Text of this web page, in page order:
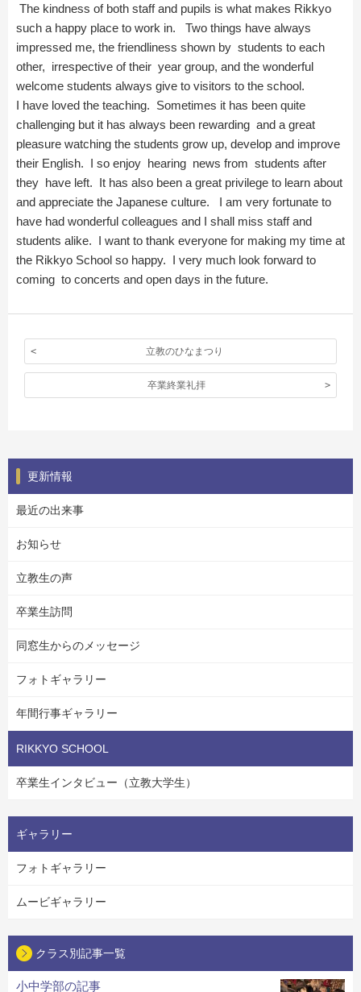
The kindness of both staff and pupils is what makes Rikkyo
such a happy place to work in. Two things have always
impressed me, the friendliness shown by students to each
other, irrespective of their year group, and the wonderful
welcome students always give to visitors to the school.
I have loved the teaching. Sometimes it has been quite
challenging but it has always been rewarding and a great
pleasure watching the students grow up, develop and improve
their English. I so enjoy hearing news from students after
they have left. It has also been a great privilege to learn about
and appreciate the Japanese culture. I am very fortunate to
have had wonderful colleagues and I shall miss staff and
students alike. I want to thank everyone for making my time at
the Rikkyo School so happy. I very much look forward to
coming to concerts and open days in the future.
立教のひなまつり
卒業終業礼拝
更新情報
最近の出来事
お知らせ
立教生の声
卒業生訪問
同窓生からのメッセージ
フォトギャラリー
年間行事ギャラリー
RIKKYO SCHOOL
卒業生インタビュー（立教大学生）
ギャラリー
フォトギャラリー
ムービギャラリー
クラス別記事一覧
小中学部の記事